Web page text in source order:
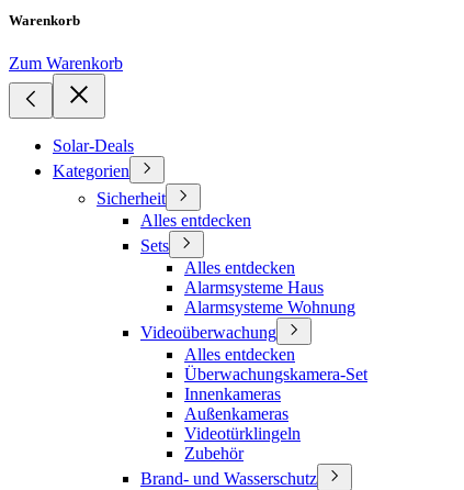
Warenkorb
Zum Warenkorb
Solar-Deals
Kategorien
Sicherheit
Alles entdecken
Sets
Alles entdecken
Alarmsysteme Haus
Alarmsysteme Wohnung
Videoüberwachung
Alles entdecken
Überwachungskamera-Set
Innenkameras
Außenkameras
Videotürklingeln
Zubehör
Brand- und Wasserschutz